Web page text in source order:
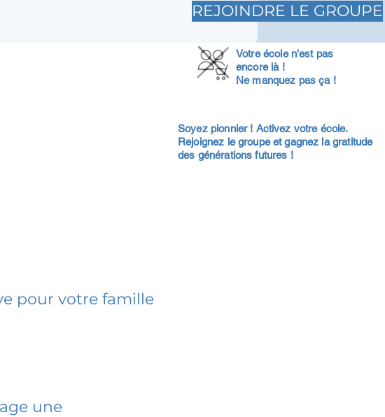
REJOINDRE LE GROUPE
Votre école n'est pas
encore là !
Ne manquez pas ça !
Soyez pionnier ! Activez votre école.
Rejoignez le groupe et gagnez la gratitude
des générations futures !
pour votre famille
une